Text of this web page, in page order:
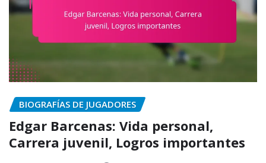
BIOGRAFÍAS DE JUGADORES
Edgar Barcenas: Vida personal,
Carrera juvenil, Logros importantes